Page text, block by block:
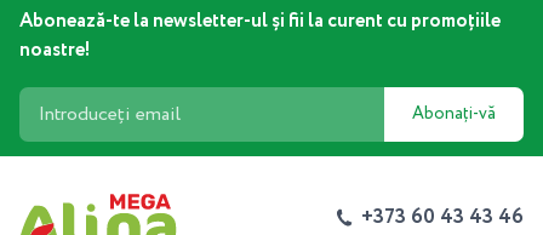
Abonează-te la newsletter-ul și fii la curent cu promoțiile
noastre!
Abonați-vă
+373 60 43 43 46